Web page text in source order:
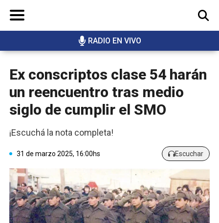
RADIO EN VIVO
BUSCAR
Ex conscriptos clase 54 harán
un reencuentro tras medio
siglo de cumplir el SMO
¡Escuchá la nota completa!
31 de marzo 2025, 16:00hs Escuchar